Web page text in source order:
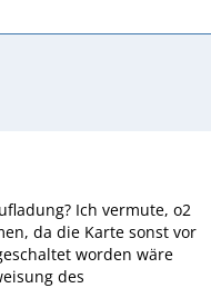
Ich vermute, o2
da die Karte sonst vor
worden wäre
des